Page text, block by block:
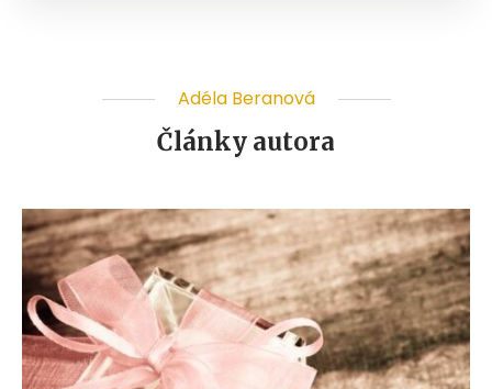
Adéla Beranová
Články autora